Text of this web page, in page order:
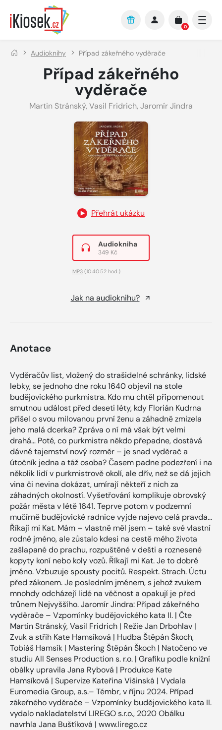
Přejít na hlavní obsah
0
Audioknihy Případ zákeřného vyděrače
Případ zákeřného
vyděrače
Martin Stránský, Vasil Fridrich, Jaromír Jindra
Přehrát ukázku
Audiokniha
349 Kč
MP3 (10:40:52 hod.)
Jak na audioknihu?
Anotace
Vyděračův list, vložený do strašidelné schránky, lidské
lebky, se jednoho dne roku 1640 objevil na stole
budějovického purkmistra. Kdo mu chtěl připomenout
smutnou událost před deseti léty, kdy Florián Kudrna
přišel o svou milovanou první ženu a záhadně zmizela
jeho malá dcerka? Zpráva o ní má však být velmi
drahá… Poté, co purkmistra někdo přepadne, dostává
dávné tajemství nový rozměr – je snad vyděrač a
útočník jedna a táž osoba? Časem padne podezření i na
několik lidí v purkmistrově okolí, ale dřív, než se dá jejich
vina či nevina dokázat, umírají někteří z nich za
záhadných okolností. Vyšetřování komplikuje obrovský
požár města v létě 1641. Teprve potom v podzemní
mučírně budějovické radnice vyjde najevo celá pravda…
Říkají mi Kat. Mám – vlastně měl jsem – také své vlastní
rodné jméno, ale zůstalo kdesi na cestě mého života
zašlapané do prachu, rozpuštěné v dešti a roznesené
kopyty koní nebo koly vozů. Říkají mi Kat. Je to dobré
jméno. Vzbuzuje spousty pocitů. Respekt. Strach. Úctu
před zákonem. Je posledním jménem, s jehož zvukem
mnohdy odcházejí lidé na věčnost a opakují je před
trůnem Nejvyššího. Jaromír Jindra: Případ zákeřného
vyděrače – Vzpomínky budějovického kata II. | Čte
Martin Stránský, Vasil Fridrich | Režie Jan Drbohlav |
Zvuk a střih Kate Hamsíková | Hudba Štěpán Škoch,
Tobiáš Hamsík | Mastering Štěpán Škoch | Natočeno ve
studiu All Senses Production s. r.o. | Grafiku podle knižní
obálky upravila Jana Rybová | Produkce Kate
Hamsíková | Supervize Kateřina Višinská | Vydala
Euromedia Group, a.s.– Témbr, v říjnu 2024. Případ
zákeřného vyděrače – Vzpomínky budějovického kata II.
vydalo nakladatelství LIREGO s.r.o., 2020 Obálku
navrhla Jana Buštíková | www.lirego.cz